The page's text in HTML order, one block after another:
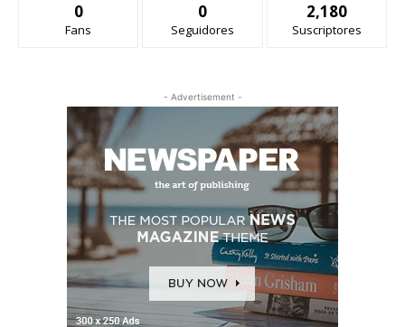
0
Fans
0
Seguidores
2,180
Suscriptores
- Advertisement -